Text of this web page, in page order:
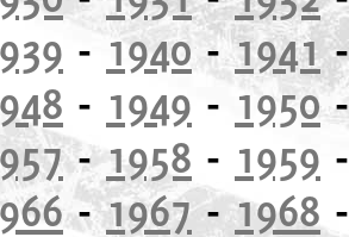
- 1940-1941
- 1949 - 1950
-1958 - 1959
-1967-1968